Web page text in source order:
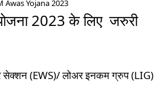
Awas Yojana 2023
2023 के लिए जरुरी
सेक्शन (EWS)/ लोअर इनकम ग्रुप (LIG)